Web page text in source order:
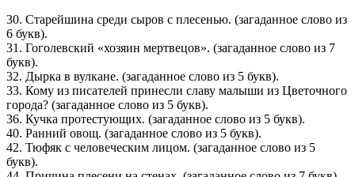
30. Старейшина среди сыров с плесенью. (загаданное слово из
6 букв).
31. Гоголевский «хозяин мертвецов». (загаданное слово из 7
букв).
32. Дырка в вулкане. (загаданное слово из 5 букв).
33. Кому из писателей принесли славу малыши из Цветочного
города? (загаданное слово из 5 букв).
36. Кучка протестующих. (загаданное слово из 5 букв).
40. Ранний овощ. (загаданное слово из 5 букв).
42. Тюфяк с человеческим лицом. (загаданное слово из 5
букв).